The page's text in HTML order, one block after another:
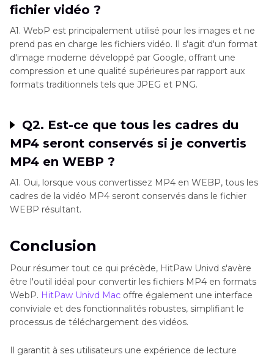
fichier vidéo ?
A1. WebP est principalement utilisé pour les images et ne
prend pas en charge les fichiers vidéo. Il s'agit d'un format
d'image moderne développé par Google, offrant une
compression et une qualité supérieures par rapport aux
formats traditionnels tels que JPEG et PNG.
Q2. Est-ce que tous les cadres du
MP4 seront conservés si je convertis
MP4 en WEBP ?
A1. Oui, lorsque vous convertissez MP4 en WEBP, tous les
cadres de la vidéo MP4 seront conservés dans le fichier
WEBP résultant.
Conclusion
Pour résumer tout ce qui précède, HitPaw Univd s'avère
être l'outil idéal pour convertir les fichiers MP4 en formats
WebP. HitPaw Univd Mac offre également une interface
conviviale et des fonctionnalités robustes, simplifiant le
processus de téléchargement des vidéos.
Il garantit à ses utilisateurs une expérience de lecture